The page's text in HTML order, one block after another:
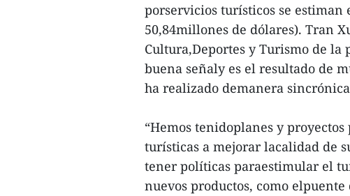
porservicios turísticos se estiman
50,84millones de dólares). Tran
Cultura,Deportes y Turismo de
buena señaly es el resultado de
ha realizado demanera
“Hemos tenidoplanes y
turísticas a mejorar lacalidad de
tener políticas paraestimular el
nuevos productos, como